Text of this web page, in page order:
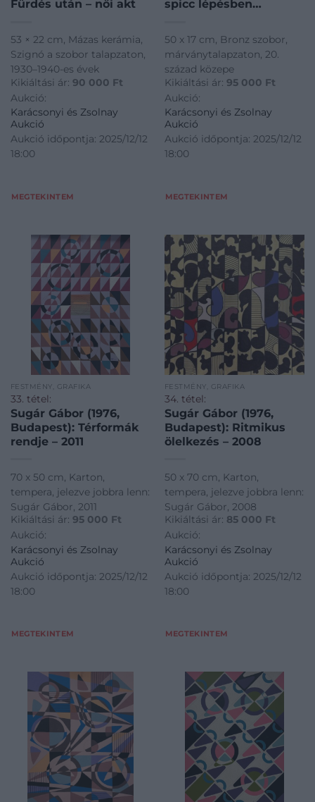
Fürdés után – női akt
53 × 22 cm, Mázas kerámia,
Szignó a szobor talapzaton,
1930–1940-es évek
Kikiáltási ár: 90 000 Ft
Aukció:
Karácsonyi és Zsolnay
Aukció
Aukció időpontja: 2025/12/12
18:00
MEGTEKINTEM
spicc lépésben…
50 x 17 cm, Bronz szobor,
márványtalapzaton, 20.
század közepe
Kikiáltási ár: 95 000 Ft
Aukció:
Karácsonyi és Zsolnay
Aukció
Aukció időpontja: 2025/12/12
18:00
MEGTEKINTEM
FESTMÉNY, GRAFIKA
33. tétel:
Sugár Gábor (1976,
Budapest): Térformák
rendje – 2011
70 x 50 cm, Karton,
tempera, jelezve jobbra lenn:
Sugár Gábor, 2011
Kikiáltási ár: 95 000 Ft
Aukció:
Karácsonyi és Zsolnay
Aukció
Aukció időpontja: 2025/12/12
18:00
MEGTEKINTEM
FESTMÉNY, GRAFIKA
34. tétel:
Sugár Gábor (1976,
Budapest): Ritmikus
ölelkezés – 2008
50 x 70 cm, Karton,
tempera, jelezve jobbra lenn:
Sugár Gábor, 2008
Kikiáltási ár: 85 000 Ft
Aukció:
Karácsonyi és Zsolnay
Aukció
Aukció időpontja: 2025/12/12
18:00
MEGTEKINTEM